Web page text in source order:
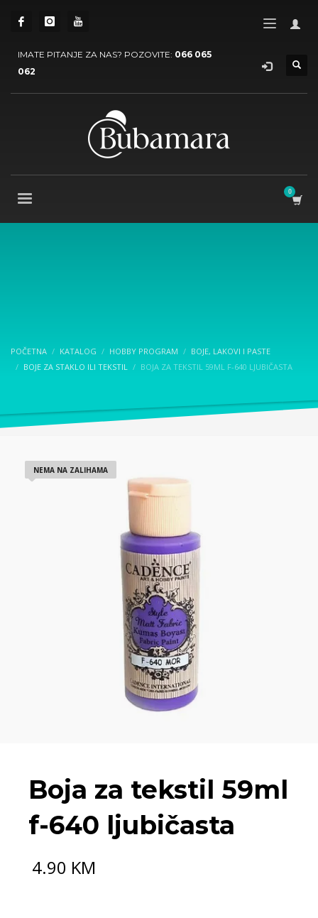
IMATE PITANJE ZA NAS? POZOVITE: 066 065
062
POČETNA KATALOG HOBBY PROGRAM
BOJE, LAKOVI I PASTE
BOJE ZA STAKLO ILI TEKSTIL
BOJA ZA TEKSTIL 59ML F-640 LJUBIČASTA
NEMA NA ZALIHAMA
Boja za tekstil 59ml
f-640 ljubičasta
4.90 KM